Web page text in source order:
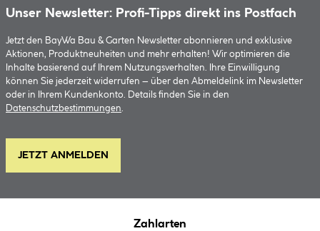
Unser Newsletter: Profi-Tipps direkt ins Postfach
Jetzt den BayWa Bau & Garten Newsletter abonnieren und exklusive
Aktionen, Produktneuheiten und mehr erhalten! Wir optimieren die
Inhalte basierend auf Ihrem Nutzungsverhalten. Ihre Einwilligung
können Sie jederzeit widerrufen – über den Abmeldelink im Newsletter
oder in Ihrem Kundenkonto. Details finden Sie in den
Datenschutzbestimmungen.
JETZT ANMELDEN
Zahlarten